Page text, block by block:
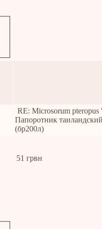
RE: Microsorum pteropus
Папоротник
(бр200л)
51 грвн